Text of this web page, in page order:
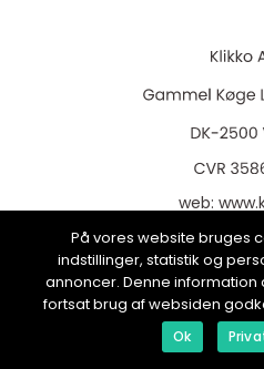
web:
På vores website bruges
indstillinger, statistik og
annoncer. Denne
fortsat brug af websiden
Ok